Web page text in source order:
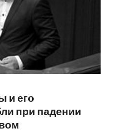
и его
при падении